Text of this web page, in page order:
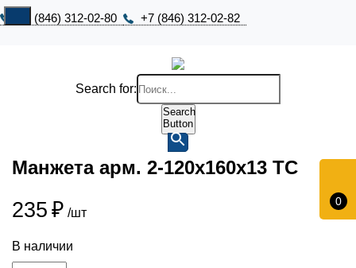
+7 (846) 312-02-80 +7 (846) 312-02-82
0
Search for:
Search
Button
Манжета арм. 2-120х160х13 ТС
235 ₽ /шт
В наличии